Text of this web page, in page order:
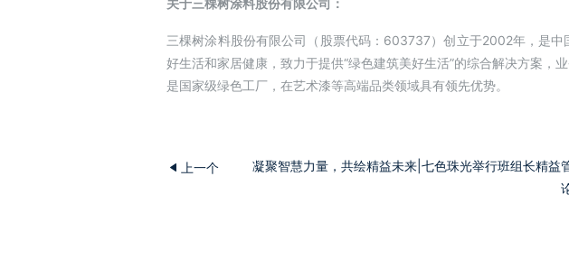
关于三棵树涂料股份有限公司：
三棵树涂料股份有限公司（股票代码：603737）创立于2002年，是
好生活和家居健康，致力于提供“绿色建筑美好生活”的综合解决方案，
是国家级绿色工厂，在艺术漆等高端品类领域具有领先优势。
上一个
凝聚智慧力量，共绘精益未来|七色珠光举行班组长精益